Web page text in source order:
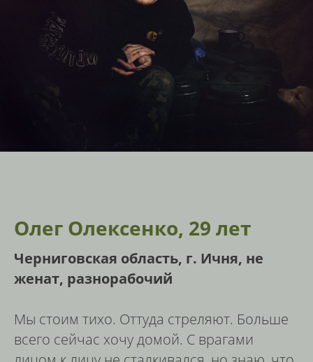
Олег Олексенко, 29 лет
Черниговская область, г. Ичня, не
женат, разнорабочий
Мы стоим тихо. Оттуда стреляют. Больше
всего сейчас хочу домой. С врагами